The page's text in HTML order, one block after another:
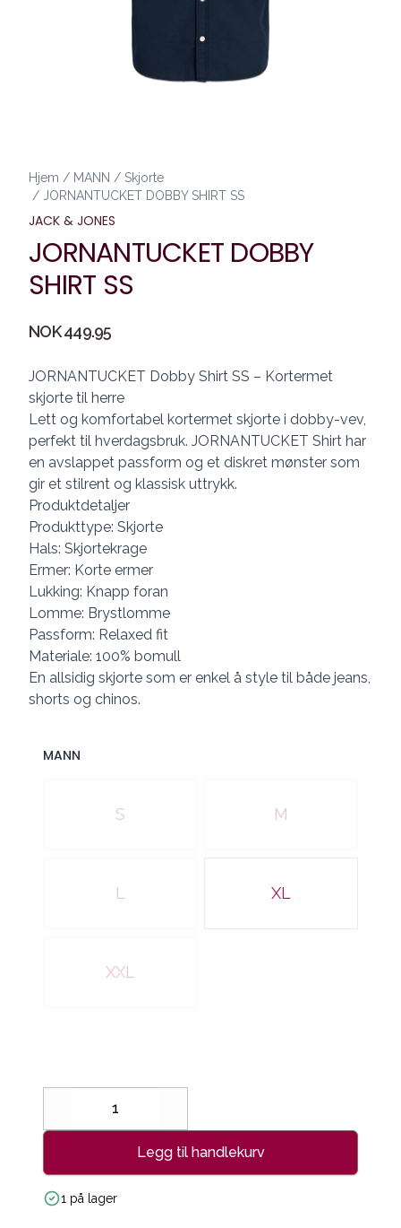
Hjem / MANN / Skjorte
/ JORNANTUCKET DOBBY SHIRT SS
JACK & JONES
JORNANTUCKET DOBBY
SHIRT SS
Produktdetaljer
NOK 449.95
Description
JORNANTUCKET Dobby Shirt SS – Kortermet
skjorte til herre
Lett og komfortabel kortermet skjorte i dobby-vev,
perfekt til hverdagsbruk. JORNANTUCKET Shirt har
en avslappet passform og et diskret mønster som
gir et stilrent og klassisk uttrykk.
Produktdetaljer
Produkttype: Skjorte
Hals: Skjortekrage
Ermer: Korte ermer
Lukking: Knapp foran
Lomme: Brystlomme
Passform: Relaxed fit
Materiale: 100% bomull
En allsidig skjorte som er enkel å style til både jeans,
shorts og chinos.
MANN
S M
L XL
XXL
Decrease
Legg til handlekurv
1 på lager